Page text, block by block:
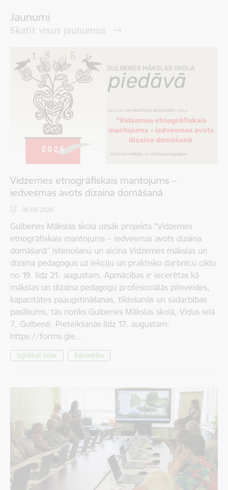
Jaunumi
Skatīt visus jaunumus
Vidzemes etnogrāfiskais mantojums –
iedvesmas avots dizaina domāšanā
06.08.2026.
Gulbenes Mākslas skola uzsāk projekta “Vidzemes
etnogrāfiskais mantojums – iedvesmas avots dizaina
domāšanā” īstenošanu un aicina Vidzemes mākslas un
dizaina pedagogus uz lekciju un praktisko darbnīcu ciklu
no 19. līdz 21. augustam. Apmācības ir iecerētas kā
mākslas un dizaina pedagogu profesionālās pilnveides,
kapacitātes paaugstināšanas, tīklošanās un sadarbības
pasākums, tās notiks Gulbenes Mākslas skolā, Vidus ielā
7, Gulbenē. Pieteikšanās līdz 17. augustam:
https://forms.gle…
Izglītības ziņas Sabiedrība